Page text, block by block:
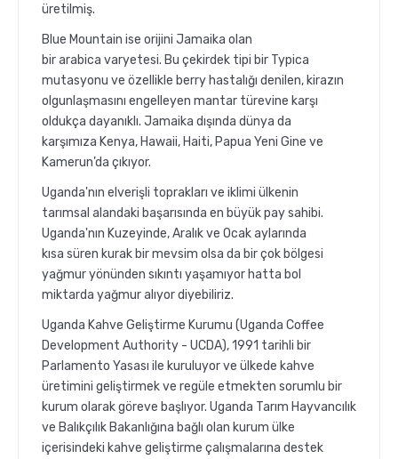
üretilmiş.
Blue Mountain ise orijini Jamaika olan
bir arabica varyetesi. Bu çekirdek tipi bir Typica
mutasyonu ve özellikle berry hastalığı denilen, kirazın
olgunlaşmasını engelleyen mantar türevine karşı
oldukça dayanıklı. Jamaika dışında dünya da
karşımıza Kenya, Hawaii, Haiti, Papua Yeni Gine ve
Kamerun’da çıkıyor.
Uganda'nın elverişli toprakları ve iklimi ülkenin
tarımsal alandaki başarısında en büyük pay sahibi.
Uganda'nın Kuzeyinde, Aralık ve Ocak aylarında
kısa süren kurak bir mevsim olsa da bir çok bölgesi
yağmur yönünden sıkıntı yaşamıyor hatta bol
miktarda yağmur alıyor diyebiliriz.
Uganda Kahve Geliştirme Kurumu (Uganda Coffee
Development Authority - UCDA), 1991 tarihli bir
Parlamento Yasası ile kuruluyor ve ülkede kahve
üretimini geliştirmek ve regüle etmekten sorumlu bir
kurum olarak göreve başlıyor. Uganda Tarım Hayvancılık
ve Balıkçılık Bakanlığına bağlı olan kurum ülke
içerisindeki kahve geliştirme çalışmalarına destek